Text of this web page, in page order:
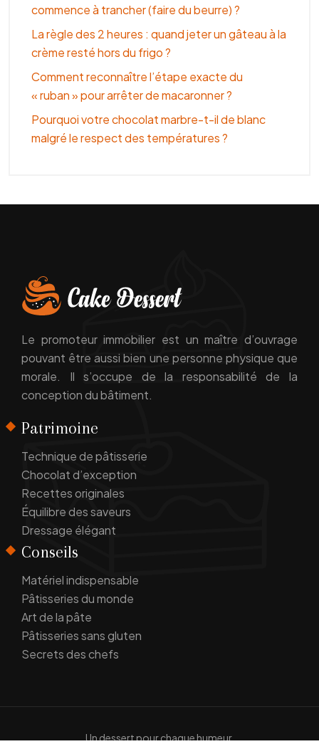
commence à trancher (faire du beurre) ?
La règle des 2 heures : quand jeter un gâteau à la
crème resté hors du frigo ?
Comment reconnaître l’étape exacte du
« ruban » pour arrêter de macaronner ?
Pourquoi votre chocolat marbre-t-il de blanc
malgré le respect des températures ?
Le promoteur immobilier est un maître d’ouvrage
pouvant être aussi bien une personne physique que
morale. Il s’occupe de la responsabilité de la
conception du bâtiment.
Patrimoine
Technique de pâtisserie
Chocolat d’exception
Recettes originales
Équilibre des saveurs
Dressage élégant
Conseils
Matériel indispensable
Pâtisseries du monde
Art de la pâte
Pâtisseries sans gluten
Secrets des chefs
Un dessert pour chaque humeur.